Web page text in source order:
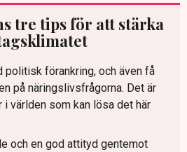
tre tips för att stärka
politisk förankring, och även få
på näringslivsfrågorna. Det är
världen som kan lösa det här
och en god attityd gentemot